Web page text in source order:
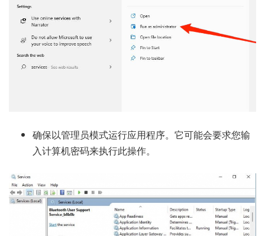
确保以管理员模式运行应用程序。它可能会要求您输
入计算机密码来执行此操作。